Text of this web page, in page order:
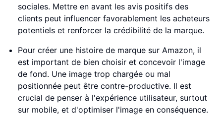
sociales. Mettre en avant les avis positifs des
clients peut influencer favorablement les acheteurs
potentiels et renforcer la crédibilité de la marque.
Pour créer une histoire de marque sur Amazon, il
est important de bien choisir et concevoir l'image
de fond. Une image trop chargée ou mal
positionnée peut être contre-productive. Il est
crucial de penser à l'expérience utilisateur, surtout
sur mobile, et d'optimiser l'image en conséquence.